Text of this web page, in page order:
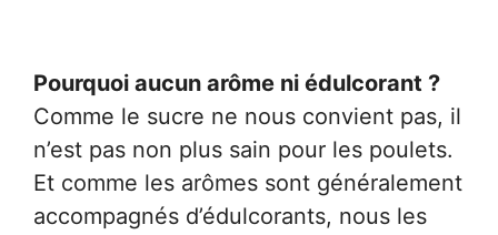
Pourquoi aucun arôme ni édulcorant ?
Comme le sucre ne nous convient pas, il
n’est pas non plus sain pour les poulets.
Et comme les arômes sont généralement
accompagnés d’édulcorants, nous les